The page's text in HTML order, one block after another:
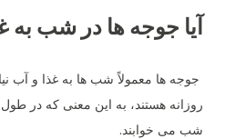
آیا جوجه ها در شب به
جوجه ها معمولاً شب ها به غذا و آب
روزانه هستند، به این معنی که در
شب می خوابند.